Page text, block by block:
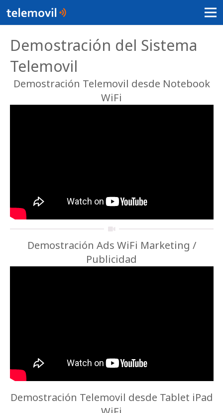
Demostración del Sistema
Telemovil
Demostración Telemovil desde Notebook
WiFi
Demostración Ads WiFi Marketing /
Publicidad
Demostración Telemovil desde Tablet iPad